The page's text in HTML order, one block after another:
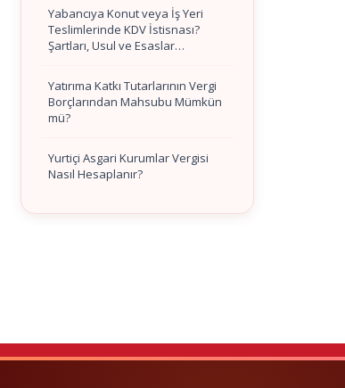
Yabancıya Konut veya İş Yeri
Teslimlerinde KDV İstisnası?
Şartları, Usul ve Esaslar…
Yatırıma Katkı Tutarlarının Vergi
Borçlarından Mahsubu Mümkün
mü?
Yurtiçi Asgari Kurumlar Vergisi
Nasıl Hesaplanır?